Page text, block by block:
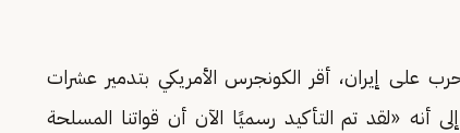
على إيران، أقر الكونجرس الأمريكي بتدمير عشرات
أنه «لقد تم التأكيد رسميًا الآن أن قواتنا المسلحة